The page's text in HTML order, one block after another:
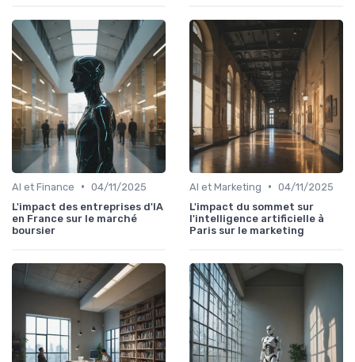
AI et Finance • 04/11/2025
L'impact des entreprises d'IA
en France sur le marché
boursier
AI et Marketing • 04/11/2025
L'impact du sommet sur
l'intelligence artificielle à
Paris sur le marketing